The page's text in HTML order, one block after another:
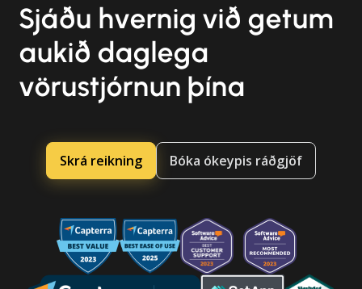
Sjáðu hvernig við getum
aukið daglega
vörustjórnun þína
Skrá reikning Bóka ókeypis ráðgjöf